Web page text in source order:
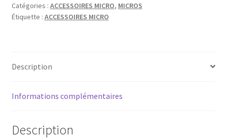
WA371
Catégories : ACCESSOIRES MICRO, MICROS
Étiquette : ACCESSOIRES MICRO
Description
Informations complémentaires
Description